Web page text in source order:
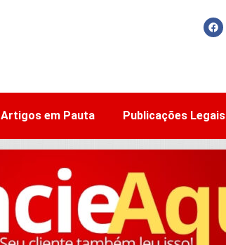
Artigos em Pauta Publicações Legais